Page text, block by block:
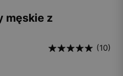
męskie z
(10)